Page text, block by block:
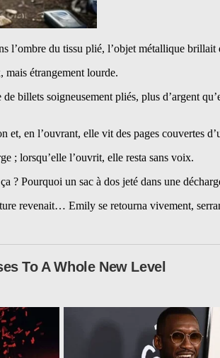
l’ombre du tissu plié, l’objet métallique
mais étrangement lourde.
billets soigneusement pliés, plus d’argent
en l’ouvrant, elle vit des pages couvertes
; lorsqu’elle l’ouvrit, elle resta sans voix.
Pourquoi un sac à dos jeté dans une
revenait… Emily se retourna vivement,